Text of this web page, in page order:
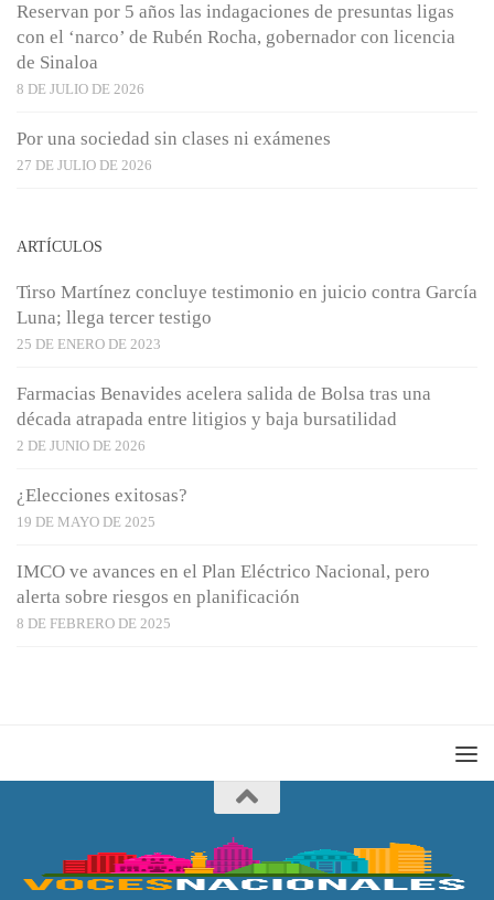
Reservan por 5 años las indagaciones de presuntas ligas
con el ‘narco’ de Rubén Rocha, gobernador con licencia
de Sinaloa
8 DE JULIO DE 2026
Por una sociedad sin clases ni exámenes
27 DE JULIO DE 2026
ARTÍCULOS
Tirso Martínez concluye testimonio en juicio contra García
Luna; llega tercer testigo
25 DE ENERO DE 2023
Farmacias Benavides acelera salida de Bolsa tras una
década atrapada entre litigios y baja bursatilidad
2 DE JUNIO DE 2026
¿Elecciones exitosas?
19 DE MAYO DE 2025
IMCO ve avances en el Plan Eléctrico Nacional, pero
alerta sobre riesgos en planificación
8 DE FEBRERO DE 2025